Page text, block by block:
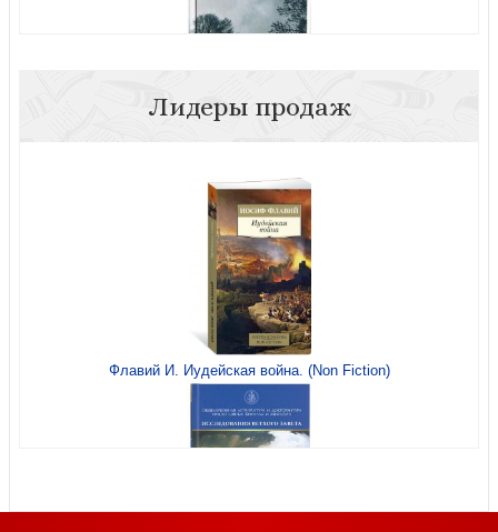
Портер Э. Поллианна (Свет на Востоке)
Лидеры продаж
Флавий И. Иудейская война. (Non Fiction)